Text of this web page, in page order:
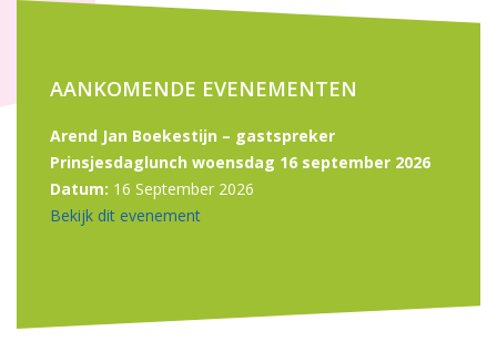
AANKOMENDE EVENEMENTEN
Arend Jan Boekestijn – gastspreker
Prinsjesdaglunch woensdag 16 september 2026
Datum: 16 September 2026
Bekijk dit evenement